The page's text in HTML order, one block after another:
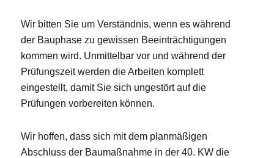
Wir bitten Sie um Verständnis, wenn es während
der Bauphase zu gewissen Beeinträchtigungen
kommen wird. Unmittelbar vor und während der
Prüfungszeit werden die Arbeiten komplett
eingestellt, damit Sie sich ungestört auf die
Prüfungen vorbereiten können.
Wir hoffen, dass sich mit dem planmäßigen
Abschluss der Baumaßnahme in der 40. KW die